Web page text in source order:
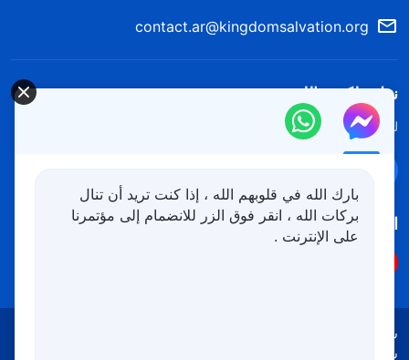
contact.ar@kingdomsalvation.org
نزل ملكوت الله.
لقد نزلت المملكة بالفعل إلى الأرض! هل تريد دخوله؟
اتبعنا
شروط الاستخدام
سياسة ملفات تعريف الارتباط
بارك الله في قلوبهم الله ، إذا كنت تريد أن تنال
بركات الله ، انقر فوق الزر للانضمام إلى مؤتمرنا
على الإنترنت .